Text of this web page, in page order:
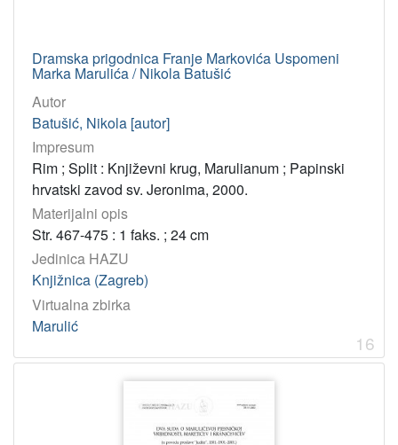
Dramska prigodnica Franje Markovića Uspomeni
Marka Marulića / Nikola Batušić
Autor
Batušić, Nikola [autor]
Impresum
Rim ; Split : Književni krug, Marulianum ; Papinski
hrvatski zavod sv. Jeronima, 2000.
Materijalni opis
Str. 467-475 : 1 faks. ; 24 cm
Jedinica HAZU
Knjižnica (Zagreb)
Virtualna zbirka
Marulić
16